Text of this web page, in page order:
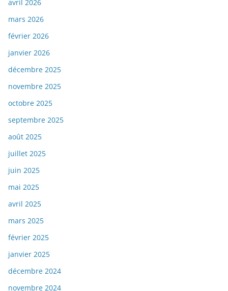
avril 2026
mars 2026
février 2026
janvier 2026
décembre 2025
novembre 2025
octobre 2025
septembre 2025
août 2025
juillet 2025
juin 2025
mai 2025
avril 2025
mars 2025
février 2025
janvier 2025
décembre 2024
novembre 2024